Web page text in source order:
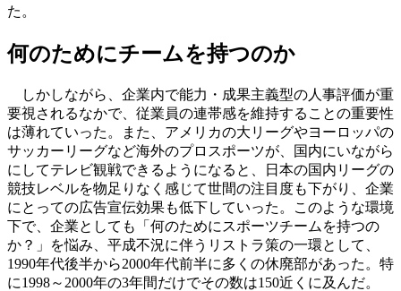
た。
何のためにチームを持つのか
しかしながら、企業内で能力・成果主義型の人事評価が重
要視されるなかで、従業員の連帯感を維持することの重要性
は薄れていった。また、アメリカの大リーグやヨーロッパの
サッカーリーグなど海外のプロスポーツが、国内にいながら
にしてテレビ観戦できるようになると、日本の国内リーグの
競技レベルを物足りなく感じて世間の注目度も下がり、企業
にとっての広告宣伝効果も低下していった。このような環境
下で、企業としても「何のためにスポーツチームを持つの
か？」を悩み、平成不況に伴うリストラ策の一環として、
1990年代後半から2000年代前半に多くの休廃部があった。特
に1998～2000年の3年間だけでその数は150近くに及んだ。